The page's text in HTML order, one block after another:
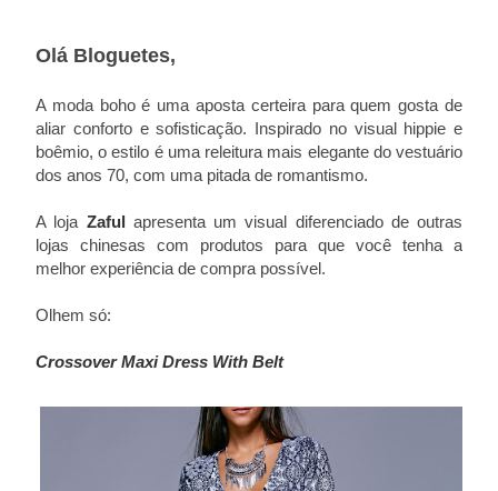
Olá Bloguetes,
A moda boho é uma aposta certeira para quem gosta de
aliar conforto e sofisticação. Inspirado no visual hippie e
boêmio, o estilo é uma releitura mais elegante do vestuário
dos anos 70, com uma pitada de romantismo.
A loja Zaful apresenta um visual diferenciado de outras
lojas chinesas com produtos para que você tenha a
melhor experiência de compra possível.
Olhem só:
Crossover Maxi Dress With Belt